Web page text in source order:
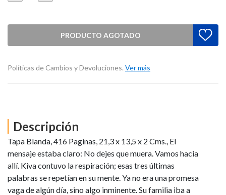
PRODUCTO AGOTADO
Políticas de Cambios y Devoluciones. Ver más
Descripción
Tapa Blanda, 416 Paginas, 21,3 x 13,5 x 2 Cms., El
mensaje estaba claro: No dejes que muera. Vamos hacia
allí. Kiva contuvo la respiración; esas tres últimas
palabras se repetían en su mente. Ya no era una promesa
vaga de algún día, sino algo inminente. Su familia iba a